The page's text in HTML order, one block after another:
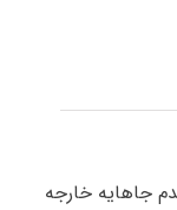
جاهایه خارجه